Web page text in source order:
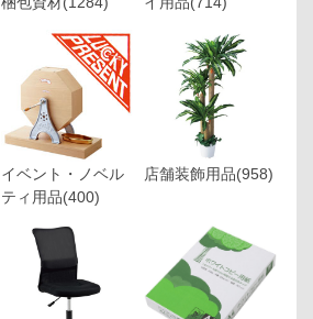
イベント・ノベル
ティ用品(400)
店舗装飾用品(958)